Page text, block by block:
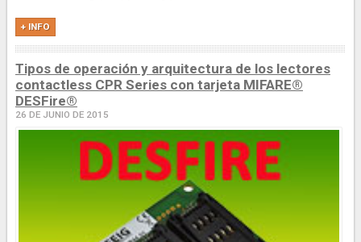
+ INFO
Tipos de operación y arquitectura de los lectores
contactless CPR Series con tarjeta MIFARE®
DESFire®
26 DE JUNIO DE 2015